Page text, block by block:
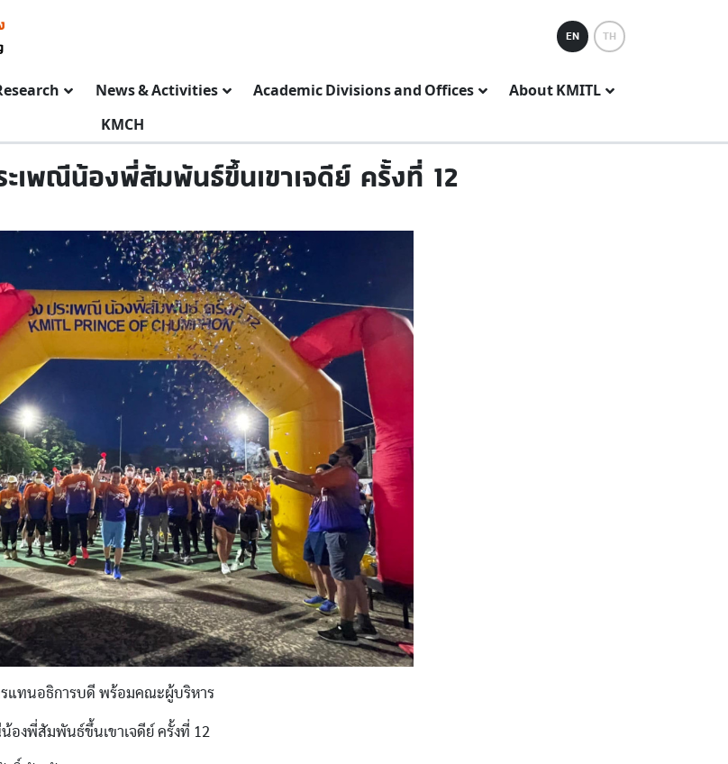
EN TH
News & Activities Academic Divisions and Offices
About KMITL
KMCH
เพณีน้องพี่สัมพันธ์ขึ้นเขาเจดีย์ ครั้งที่ 12
แทนอธิการบดี พร้อมคณะผู้บริหาร
องพี่สัมพันธ์ขึ้นเขาเจดีย์ ครั้งที่ 12